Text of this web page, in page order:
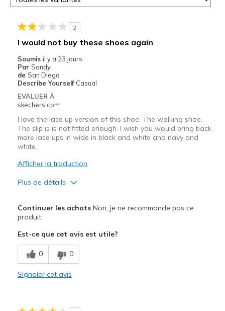
2
I would not buy these shoes again
Soumis il y a 23 jours
Par Sandy
de San Diego
Describe Yourself Casual
EVALUER À
skechers.com
I love the lace up version of this shoe. The walking shoe.
The slip is is not fitted enough. I wish you would bring back
more lace ups in wide in black and white and navy and
white.
Afficher la traduction
Plus de détails
Attractive Design
Le contre
The laces are too loose
Les meilleures utilisations
Continuer les achatsNon, je ne recommande pas ce
produit
Est-ce que cet avis est utile?
0 0
Signaler cet avis